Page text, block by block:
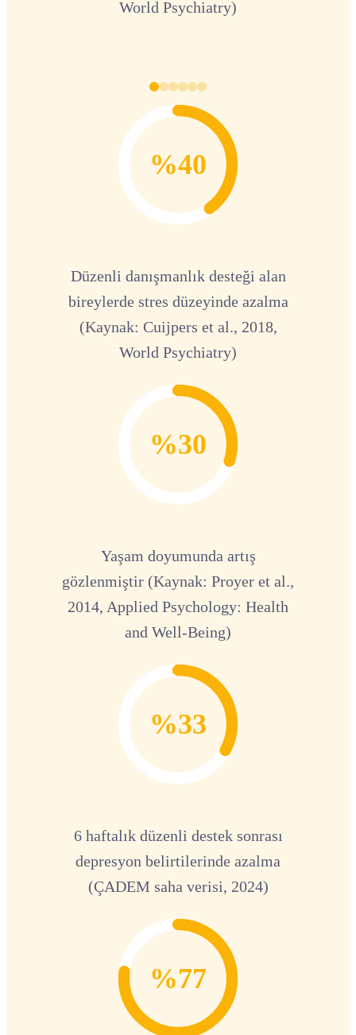
World Psychiatry)
%40
Düzenli danışmanlık desteği alan
bireylerde stres düzeyinde azalma
(Kaynak: Cuijpers et al., 2018,
World Psychiatry)
%30
Yaşam doyumunda artış
gözlenmiştir (Kaynak: Proyer et al.,
2014, Applied Psychology: Health
and Well-Being)
%33
6 haftalık düzenli destek sonrası
depresyon belirtilerinde azalma
(ÇADEM saha verisi, 2024)
%77